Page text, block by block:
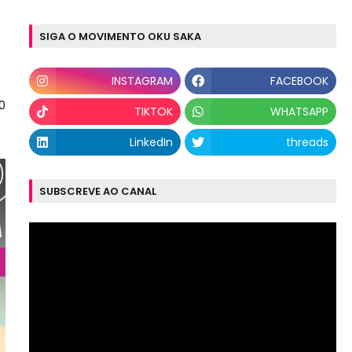
SIGA O MOVIMENTO OKU SAKA
INSTAGRAM
FACEBOOK
TIKTOK
WHATSAPP
LinkedIn
threads
SUBSCREVE AO CANAL